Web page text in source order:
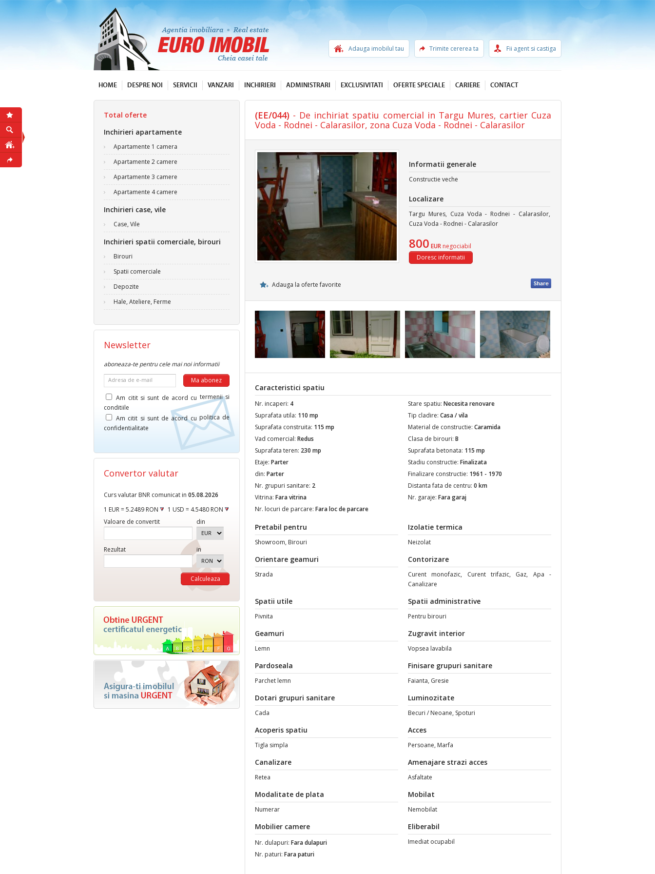
Adauga imobilul tau Trimite cererea ta Fii agent si castiga
HOME DESPRE NOI SERVICII VANZARI INCHIRIERI ADMINISTRARI EXCLUSIVITATI OFERTE SPECIALE CARIERE CONTACT
Total oferte
Inchirieri apartamente
Apartamente 1 camera
Apartamente 2 camere
Apartamente 3 camere
Apartamente 4 camere
Inchirieri case, vile
Case, Vile
Inchirieri spatii comerciale, birouri
Birouri
Spatii comerciale
Depozite
Hale, Ateliere, Ferme
Newsletter
aboneaza-te pentru cele mai noi informatii
Adresa de e-mail
Am citit si sunt de acord cu termenii si
conditiile
Am citit si sunt de acord cu politica de
confidentialitate
Convertor valutar
Curs valutar BNR comunicat in 05.08.2026
1 EUR = 5.2489 RON
1 USD = 4.5480 RON
Valoare de convertit
din
Rezultat in
(EE/044) - De inchiriat spatiu comercial in Targu Mures, cartier Cuza
Voda - Rodnei - Calarasilor, zona Cuza Voda - Rodnei - Calarasilor
Informatii generale
Constructie veche
Localizare
Targu Mures, Cuza Voda - Rodnei - Calarasilor,
Cuza Voda - Rodnei - Calarasilor
800 EUR negociabil
Adauga la oferte favorite
Caracteristici spatiu
Nr. incaperi: 4 Stare spatiu: Necesita renovare
Suprafata utila: 110 mp Tip cladire: Casa / vila
Suprafata construita: 115 mp Material de constructie: Caramida
Vad comercial: Redus Clasa de birouri: B
Suprafata teren: 230 mp Suprafata betonata: 115 mp
Etaje: Parter Stadiu constructie: Finalizata
din: Parter Finalizare constructie: 1961 - 1970
Nr. grupuri sanitare: 2 Distanta fata de centru: 0 km
Vitrina: Fara vitrina Nr. garaje: Fara garaj
Nr. locuri de parcare: Fara loc de parcare
Pretabil pentru
Showroom, Birouri
Izolatie termica
Neizolat
Orientare geamuri
Strada
Contorizare
Curent monofazic, Curent trifazic, Gaz, Apa -
Canalizare
Spatii utile
Pivnita
Spatii administrative
Pentru birouri
Geamuri
Lemn
Zugravit interior
Vopsea lavabila
Pardoseala
Parchet lemn
Finisare grupuri sanitare
Faianta, Gresie
Dotari grupuri sanitare
Cada
Luminozitate
Becuri / Neoane, Spoturi
Acoperis spatiu
Tigla simpla
Acces
Persoane, Marfa
Canalizare
Retea
Amenajare strazi acces
Asfaltate
Modalitate de plata
Numerar
Mobilat
Nemobilat
Mobilier camere
Nr. dulapuri: Fara dulapuri
Nr. paturi: Fara paturi
Eliberabil
Imediat ocupabil